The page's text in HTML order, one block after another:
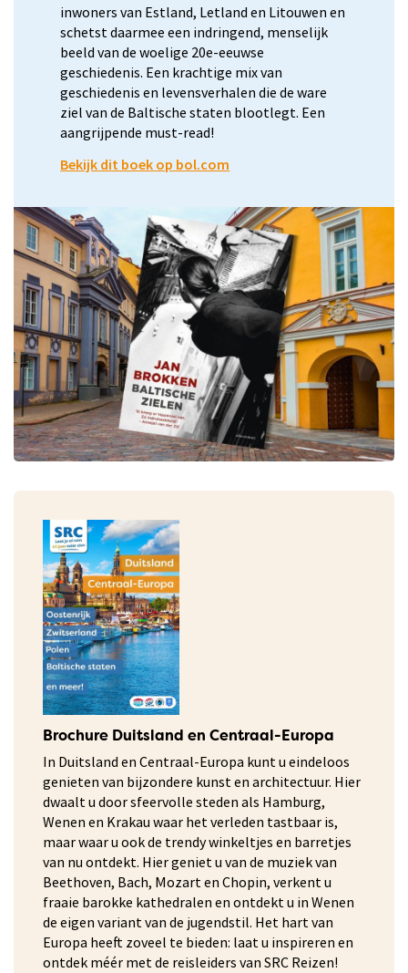
inwoners van Estland, Letland en Litouwen en
schetst daarmee een indringend, menselijk
beeld van de woelige 20e-eeuwse
geschiedenis. Een krachtige mix van
geschiedenis en levensverhalen die de ware
ziel van de Baltische staten blootlegt. Een
aangrijpende must-read!
Bekijk dit boek op bol.com
Brochure Duitsland en Centraal-Europa
In Duitsland en Centraal-Europa kunt u eindeloos
genieten van bijzondere kunst en architectuur. Hier
dwaalt u door sfeervolle steden als Hamburg,
Wenen en Krakau waar het verleden tastbaar is,
maar waar u ook de trendy winkeltjes en barretjes
van nu ontdekt. Hier geniet u van de muziek van
Beethoven, Bach, Mozart en Chopin, verkent u
fraaie barokke kathedralen en ontdekt u in Wenen
de eigen variant van de jugendstil. Het hart van
Europa heeft zoveel te bieden: laat u inspireren en
ontdek méér met de reisleiders van SRC Reizen!